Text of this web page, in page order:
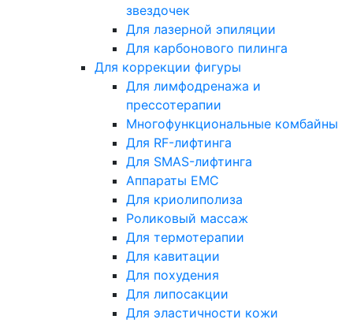
звездочек
Для лазерной эпиляции
Для карбонового пилинга
Для коррекции фигуры
Для лимфодренажа и
прессотерапии
Многофункциональные комбайны
Для RF-лифтинга
Для SMAS-лифтинга
Аппараты EMC
Для криолиполиза
Роликовый массаж
Для термотерапии
Для кавитации
Для похудения
Для липосакции
Для эластичности кожи